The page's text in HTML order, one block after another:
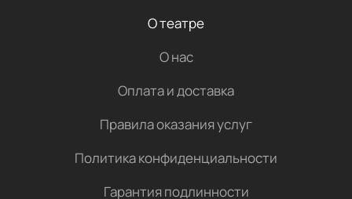
О театре
О нас
Оплата и доставка
Правила оказания услуг
Политика конфиденциальности
Гарантия подлинности